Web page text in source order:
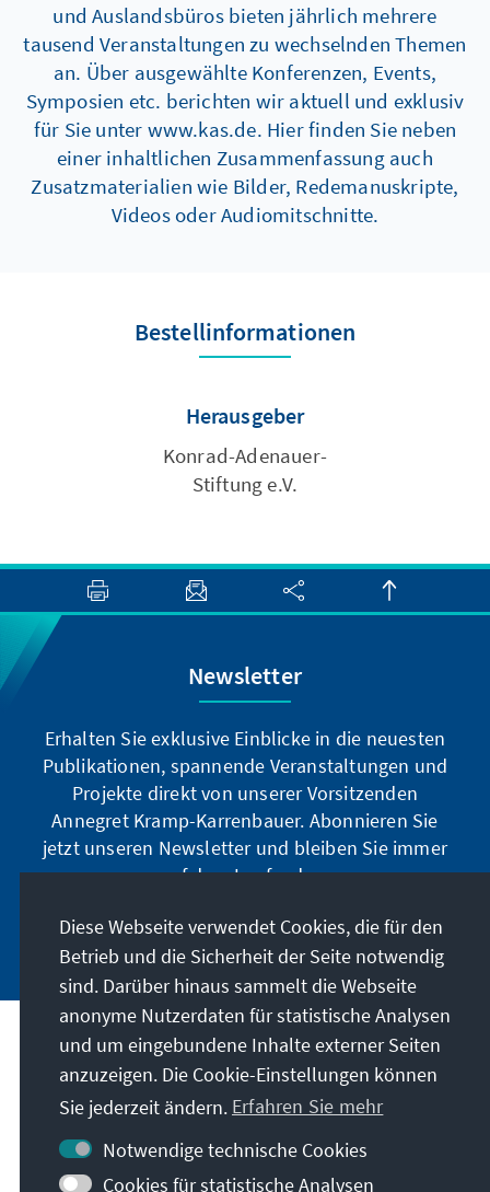
und Auslandsbüros bieten jährlich mehrere
tausend Veranstaltungen zu wechselnden Themen
an. Über ausgewählte Konferenzen, Events,
Symposien etc. berichten wir aktuell und exklusiv
für Sie unter www.kas.de. Hier finden Sie neben
einer inhaltlichen Zusammenfassung auch
Zusatzmaterialien wie Bilder, Redemanuskripte,
Videos oder Audiomitschnitte.
Bestellinformationen
Herausgeber
Konrad-Adenauer-
Stiftung e.V.
Newsletter
Erhalten Sie exklusive Einblicke in die neuesten
Publikationen, spannende Veranstaltungen und
Projekte direkt von unserer Vorsitzenden
Annegret Kramp-Karrenbauer. Abonnieren Sie
jetzt unseren Newsletter und bleiben Sie immer
auf dem Laufenden.
Jetzt abonnieren
Unser Auftrag
Kontakt
Weitere Angebote der Stiftung
Diese Webseite verwendet Cookies, die für den
Betrieb und die Sicherheit der Seite notwendig
sind. Darüber hinaus sammelt die Webseite
anonyme Nutzerdaten für statistische Analysen
und um eingebundene Inhalte externer Seiten
anzuzeigen. Die Cookie-Einstellungen können
Sie jederzeit ändern. Erfahren Sie mehr
Notwendige technische Cookies
Cookies für statistische Analysen